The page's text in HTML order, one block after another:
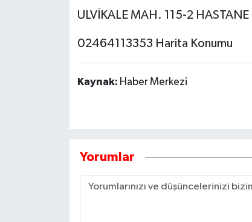
ULVİKALE MAH. 115-2
02464113353 Harita Konumu
Kaynak: Haber Merkezi
Yorumlar